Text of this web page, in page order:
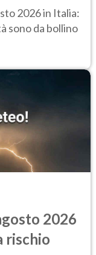
2026 in Italia:
sono da bollino
2026
rischio